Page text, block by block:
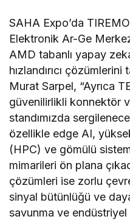
SAHA Expo’da
Elektronik Ar-Ge
AMD tabanlı yapay
hızlandırıcı çözümlerini
Murat Sarpel, “Ayrıca
güvenilirlikli konnektör
standımızda
özellikle edge AI,
(HPC) ve gömülü
mimarileri ön plana
çözümleri ise zorlu
sinyal bütünlüğü ve
savunma ve endüstriyel